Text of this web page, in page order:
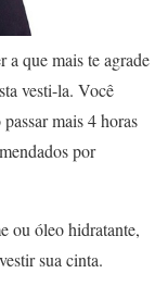
a que mais te agrade
vesti-la. Você
mais 4 horas
por
ou óleo hidratante,
sua cinta.